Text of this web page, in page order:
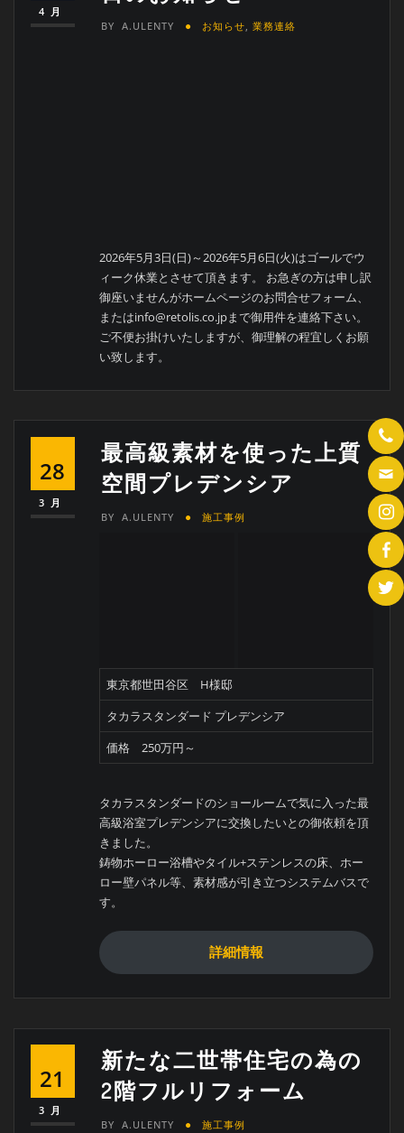
御座いませんがホームページのお問合せフォーム、
またはinfo@retolis.co.jpまで御用件を連絡下さい。
ご不便お掛けいたしますが、御理解の程宜しくお願
い致します。
28
3月
最高級素材を使った上質
空間プレデンシア
BY A.ULENTY 施工事例
東京都世田谷区 H様邸
タカラスタンダード プレデンシア
価格 250万円～
タカラスタンダードのショールームで気に入った最
高級浴室プレデンシアに交換したいとの御依頼を頂
きました。
鋳物ホーロー浴槽やタイル+ステンレスの床、ホー
ロー壁パネル等、素材感が引き立つシステムバスで
す。
詳細情報
21
3月
新たな二世帯住宅の為の
2階フルリフォーム